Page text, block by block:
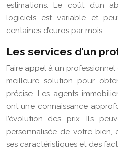
estimations. Le coût d’un
logiciels est variable et
centaines d’euros par mois.
Les services d’un
Faire appel à un
meilleure solution pour
précise. Les agents
ont une connaissance
l’évolution des prix. Ils
personnalisée de votre
ses caractéristiques et des